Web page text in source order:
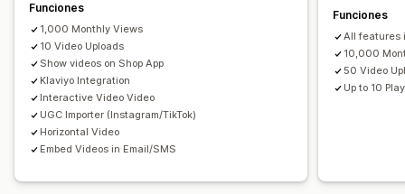
Funciones
1,000 Monthly Views
10 Video Uploads
Show videos on Shop App
Klaviyo Integration
Interactive Video Video
UGC Importer (Instagram/TikTok)
Horizontal Video
Embed Videos in Email/SMS
Funciones
All features
10,000
50 Video
Up to 10